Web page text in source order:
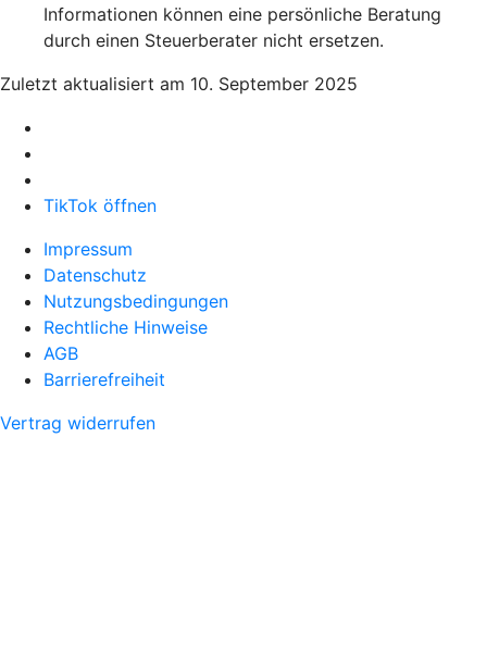
Informationen können eine persönliche Beratung
durch einen Steuerberater nicht ersetzen.
Zuletzt aktualisiert am 10. September 2025
TikTok öffnen
Impressum
Datenschutz
Nutzungsbedingungen
Rechtliche Hinweise
AGB
Barrierefreiheit
Vertrag widerrufen